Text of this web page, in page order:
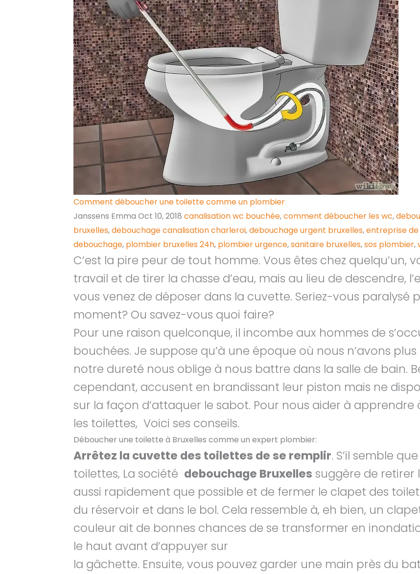
Comment déboucher une toilette comme un plombier
Janssens Emma Oct 10, 2018 canalisation wc bouchée,comment déboucher les wc,
bruxelles,debouchage canalisation charleroi,debouchage urgent bruxelles,entreprise
debouchage, plombier bruxelles 24h, plombier urgence,sanitaire bruxelles,sos plombier,
C’est la pire peur de tout homme. Vous êtes chez quelqu’un,
travail et de tirer la chasse d’eau, mais au lieu de descendre,
vous venez de déposer dans la cuvette. Seriez-vous paralysé
moment? Ou savez-vous quoi faire?
Pour une raison quelconque, il incombe aux hommes de
bouchées. Je suppose qu’à une époque où nous n’avons
notre dureté nous oblige à nous battre dans la salle de bain.
cependant, accusent en brandissant leur piston mais ne
sur la façon d’attaquer le sabot. Pour nous aider à
les toilettes, Voici ses conseils.
Déboucher une toilette à Bruxelles comme un expert plombier:
Arrêtez la cuvette des toilettes de se remplir. S’il semble
toilettes, La société debouchage Bruxelles suggère de retirer
aussi rapidement que possible et de fermer le clapet des
du réservoir et dans le bol. Cela ressemble à, eh bien, un
couleur ait de bonnes chances de se transformer en
le haut avant d’appuyer sur
la gâchette. Ensuite, vous pouvez garder une main près du